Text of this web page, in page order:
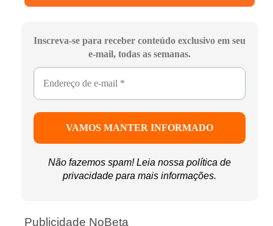
Inscreva-se para receber conteúdo exclusivo em seu
e-mail, todas as semanas.
Não fazemos spam! Leia nossa política de
privacidade para mais informações.
Publicidade NoBeta